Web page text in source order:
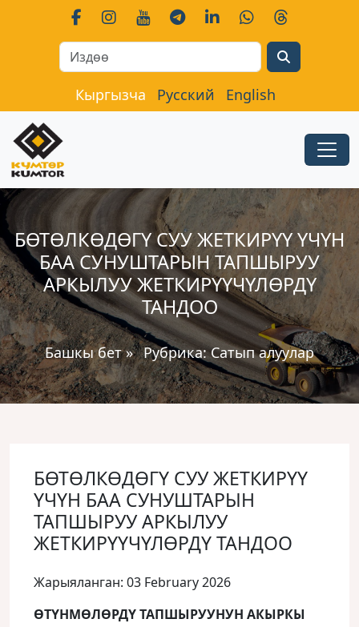
Кыргызча Русский English
БӨТӨЛКӨДӨГҮ СУУ ЖЕТКИРҮҮ ҮЧҮН
БАА СУНУШТАРЫН ТАПШЫРУУ
АРКЫЛУУ ЖЕТКИРҮҮЧҮЛӨРДҮ
ТАНДОО
Башкы бет» Рубрика:Сатып алуулар
БӨТӨЛКӨДӨГҮ СУУ ЖЕТКИРҮҮ
ҮЧҮН БАА СУНУШТАРЫН
ТАПШЫРУУ АРКЫЛУУ
ЖЕТКИРҮҮЧҮЛӨРДҮ ТАНДОО
Жарыяланган: 03 February 2026
ӨТҮНМӨЛӨРДҮ ТАПШЫРУУНУН АКЫРКЫ